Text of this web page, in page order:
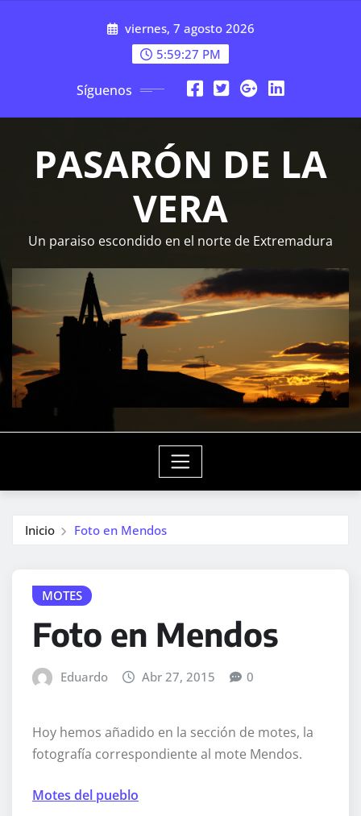
viernes, 7 agosto 2026
5:59:27 PM
Síguenos
PASARÓN DE LA
VERA
Un paraiso escondido en el norte de Extremadura
Inicio Foto en Mendos
MOTES
Foto en Mendos
Eduardo Abr 27, 2015 0
Hoy hemos añadido en la sección de motes, la
fotografía correspondiente al mote Mendos.
Motes del pueblo